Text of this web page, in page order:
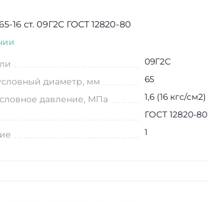
16 ст. 09Г2С ГОСТ 12820-80
09Г2С
диаметр, мм 65
давление, МПа 1,6 (16 кгс/см2)
ГОСТ 12820-80
1